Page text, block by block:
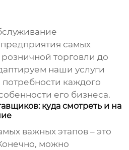
самых
торговли до
наши услуги
каждого
его бизнеса.
куда смотреть и на
важных этапов – это
можно